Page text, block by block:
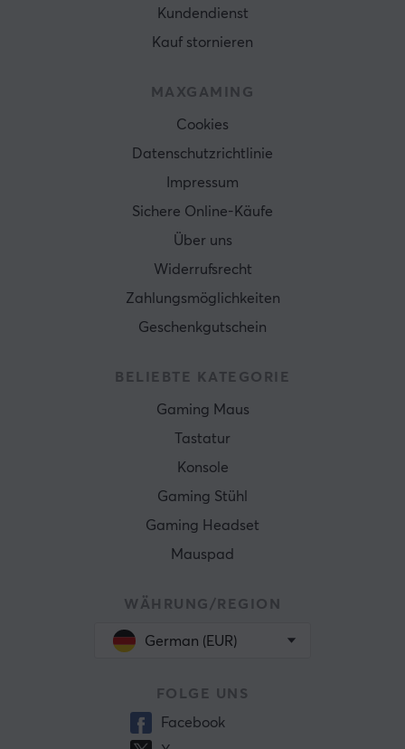
Kundendienst
Kauf stornieren
MAXGAMING
Cookies
Datenschutzrichtlinie
Impressum
Sichere Online-Käufe
Über uns
Widerrufsrecht
Zahlungsmöglichkeiten
Geschenkgutschein
BELIEBTE KATEGORIE
Gaming Maus
Tastatur
Konsole
Gaming Stühl
Gaming Headset
Mauspad
WÄHRUNG/REGION
German (EUR)
FOLGE UNS
Facebook